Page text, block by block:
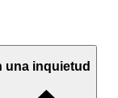
una inquietud